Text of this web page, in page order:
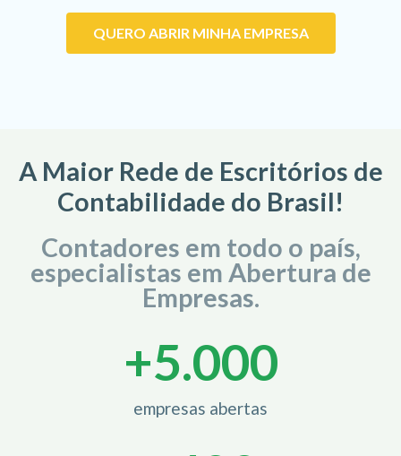
QUERO ABRIR MINHA EMPRESA
A Maior Rede de Escritórios de
Contabilidade do Brasil!
Contadores em todo o país,
especialistas em Abertura de
Empresas.
empresas abertas
+5.000